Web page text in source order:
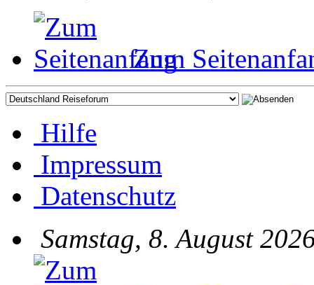
Zum
Hilfe
Impressum
Datenschutz
Samstag, 8. August